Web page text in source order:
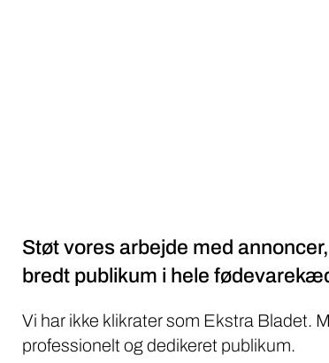
Støt vores arbejde med
bredt publikum i hele
Vi har ikke klikrater som Ekstra Bladet.
professionelt og dedikeret publikum.